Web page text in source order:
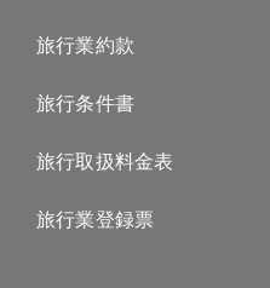
旅行業約款
旅行条件書
旅行取扱料金表
旅行業登録票